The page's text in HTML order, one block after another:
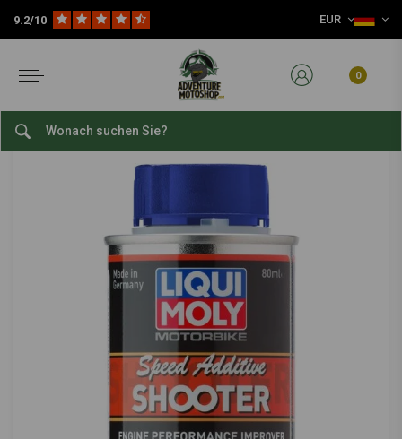
9.2/10 EUR
0
Motorbike Speed Additive Shooter | 80ML
bekijk alles van Liqui Moly
Motorbike Speed Additive Shooter | 80ML